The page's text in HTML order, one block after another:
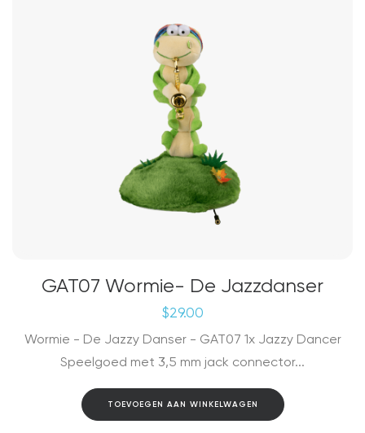
GAT07 Wormie- De Jazzdanser
$29.00
Wormie - De Jazzy Danser - GAT07 1x Jazzy Dancer
Speelgoed met 3,5 mm jack connector...
TOEVOEGEN AAN WINKELWAGEN